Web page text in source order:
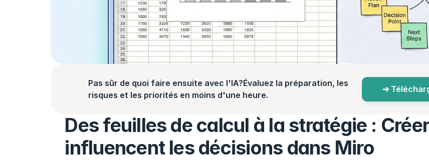
Pas sûr de quoi faire ensuite avec l'IA?Évaluez la préparation, les
risques et les priorités en moins d'une heure.
➔
Des feuilles de calcul à la stratégie :
influencent les décisions dans Miro